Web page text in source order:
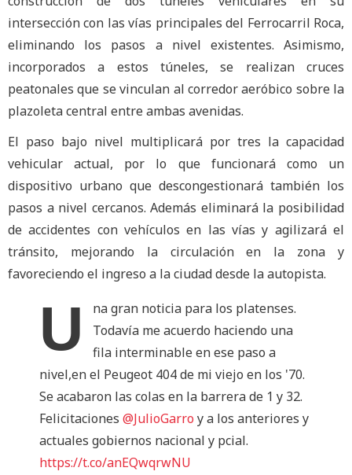
intersección con las vías principales del Ferrocarril Roca,
eliminando los pasos a nivel existentes. Asimismo,
incorporados a estos túneles, se realizan cruces
peatonales que se vinculan al corredor aeróbico sobre la
plazoleta central entre ambas avenidas.
El paso bajo nivel multiplicará por tres la capacidad
vehicular actual, por lo que funcionará como un
dispositivo urbano que descongestionará también los
pasos a nivel cercanos. Además eliminará la posibilidad
de accidentes con vehículos en las vías y agilizará el
tránsito, mejorando la circulación en la zona y
favoreciendo el ingreso a la ciudad desde la autopista.
U
na gran noticia para los platenses.
Todavía me acuerdo haciendo una
fila interminable en ese paso a
nivel,en el Peugeot 404 de mi viejo en los '70.
Se acabaron las colas en la barrera de 1 y 32.
Felicitaciones @JulioGarro y a los anteriores y
actuales gobiernos nacional y pcial.
https://t.co/anEQwqrwNU